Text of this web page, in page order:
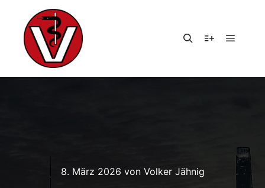
8. März 2026 von Volker Jähnig